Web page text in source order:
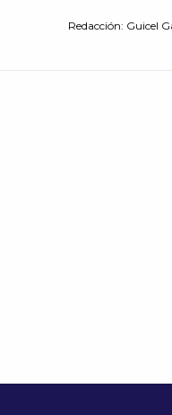
Redacción: Guicel